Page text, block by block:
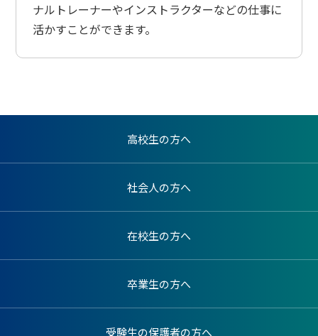
ナルトレーナーやインストラクターなどの仕事に
活かすことができます。
高校生の方へ
社会人の方へ
在校生の方へ
卒業生の方へ
受験生の保護者の方へ